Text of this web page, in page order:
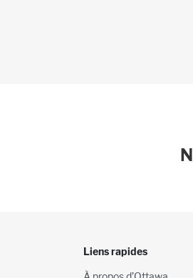
Liens rapides